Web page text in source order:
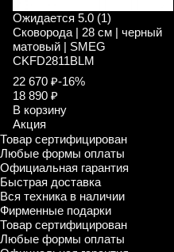
Ожидается 5.0 (1)
Сковорода | 28 см | черный
матовый | SMEG
CKFD2811BLM
22 670 ₽-16%
18 890 ₽
В корзину
Акция
Товар сертифицирован
Любые формы оплаты
Официальная гарантия
Быстрая доставка
Вся техника в наличии
Фирменные подарки
Товар сертифицирован
Любые формы оплаты